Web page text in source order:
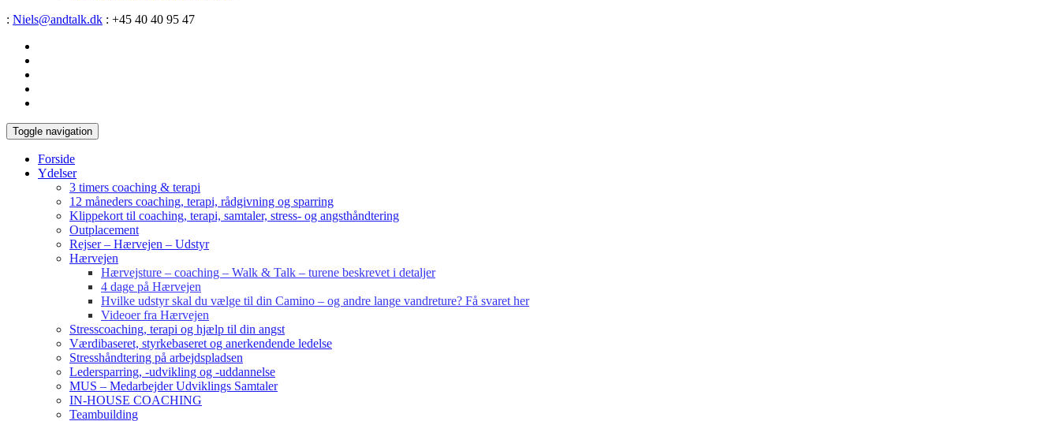
: Niels@andtalk.dk : +45 40 40 95 47
Toggle navigation
Forside
Ydelser
3 timers coaching & terapi
12 måneders coaching, terapi, rådgivning og sparring
Klippekort til coaching, terapi, samtaler, stress- og angsthåndtering
Outplacement
Rejser – Hærvejen – Udstyr
Hærvejen
Hærvejsture – coaching – Walk & Talk – turene beskrevet i detaljer
4 dage på Hærvejen
Hvilke udstyr skal du vælge til din Camino – og andre lange vandreture? Få svaret her
Videoer fra Hærvejen
Stresscoaching, terapi og hjælp til din angst
Værdibaseret, styrkebaseret og anerkendende ledelse
Stresshåndtering på arbejdspladsen
Ledersparring, -udvikling og -uddannelse
MUS – Medarbejder Udviklings Samtaler
IN-HOUSE COACHING
Teambuilding